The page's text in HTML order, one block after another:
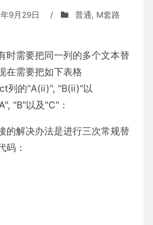
9月29日 / 普通, M套路
时需要把同一列的多个文本替
在需要把如下表格
列的"A(ii)", "B(ii)"以
"B"以及"C"：
的解决办法是进行三次常规替
码：